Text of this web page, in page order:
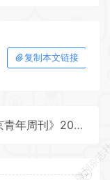
复制本文链接
《北京青年周刊》2025年第36期全彩精校PDF杂志下载
微刊杂